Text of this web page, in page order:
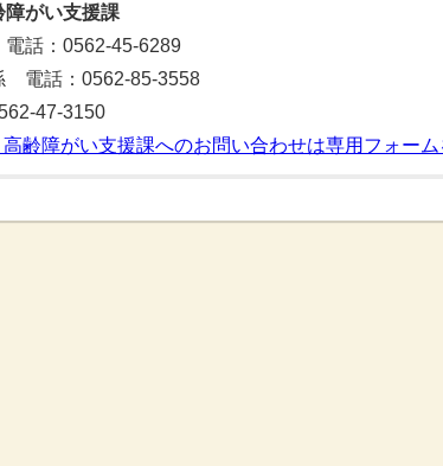
がい支援課
話：0562-45-6289
電話：0562-85-3558
47-3150
齢障がい支援課へのお問い合わせは専用フォーム